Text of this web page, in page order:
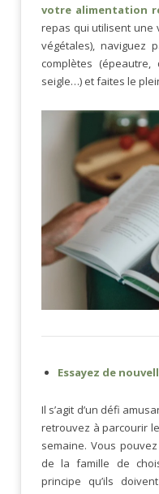
votre alimentation
repas qui utilisent une
végétales), naviguez
complètes
seigle…) et faites le
Essayez de
Il s’agit d’un défi
retrouvez à parcourir
semaine. Vous
de la famille de
principe qu’ils